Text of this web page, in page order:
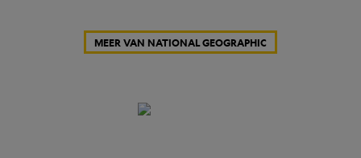
MEER VAN NATIONAL GEOGRAPHIC